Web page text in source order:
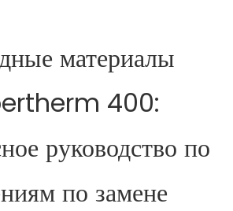
материалы
400:
руководство по
по замене